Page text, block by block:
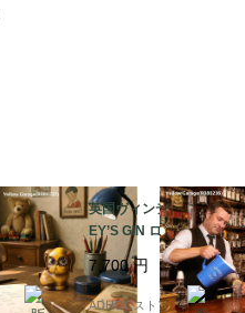
ンテージ
Clock”
｜1920〜
ティーク
・イエロ
英国ヴィンテージ GILB
EY’S GIN ロゴ入り陶器
ピッチャー（ブルー）
｜アンティーク水差
し・フラワーベース
7,700円
ADHOCストア・イエロ